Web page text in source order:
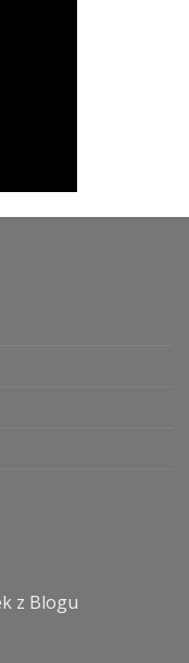
z Blogu